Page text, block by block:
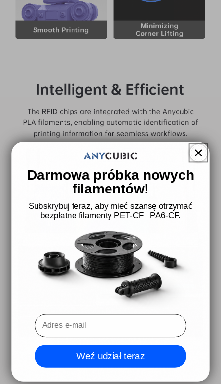
Darmowa próbka nowych
filamentów!
Subskrybuj teraz, aby mieć szansę otrzymać
bezpłatne filamenty PET-CF i PA6-CF.
Weź udział teraz